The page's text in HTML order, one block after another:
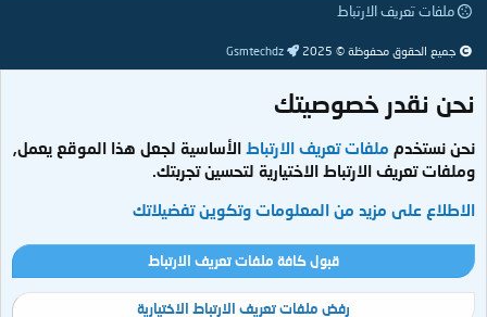
ملفات تعريف الارتباط
جميع الحقوق محفوظة © 2025 Gsmtechdz
نحن نقدر خصوصيتك
نحن نستخدم ملفات تعريف الارتباطالأساسية لجعل هذا الموقع يعمل,
وملفات تعريف الارتباط الاختيارية لتحسين تجربتك.
الاطلاع على مزيد من المعلومات وتكوين تفضيلاتك
قبول كافة ملفات تعريف الارتباط
رفض ملفات تعريف الارتباط الاختيارية